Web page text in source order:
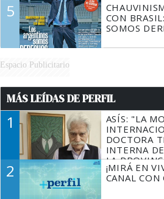
5
CON
SOMOS
Espacio Publicitario
MÁS LEÍDAS DE PERFIL
1
ASÍS: "LA
DOCTORA
INTERNA
LA
2
¡MIRÁ EN
CANAL